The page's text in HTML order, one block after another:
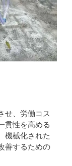
せ、労働コス
貫性を高める
機械化された
善するための